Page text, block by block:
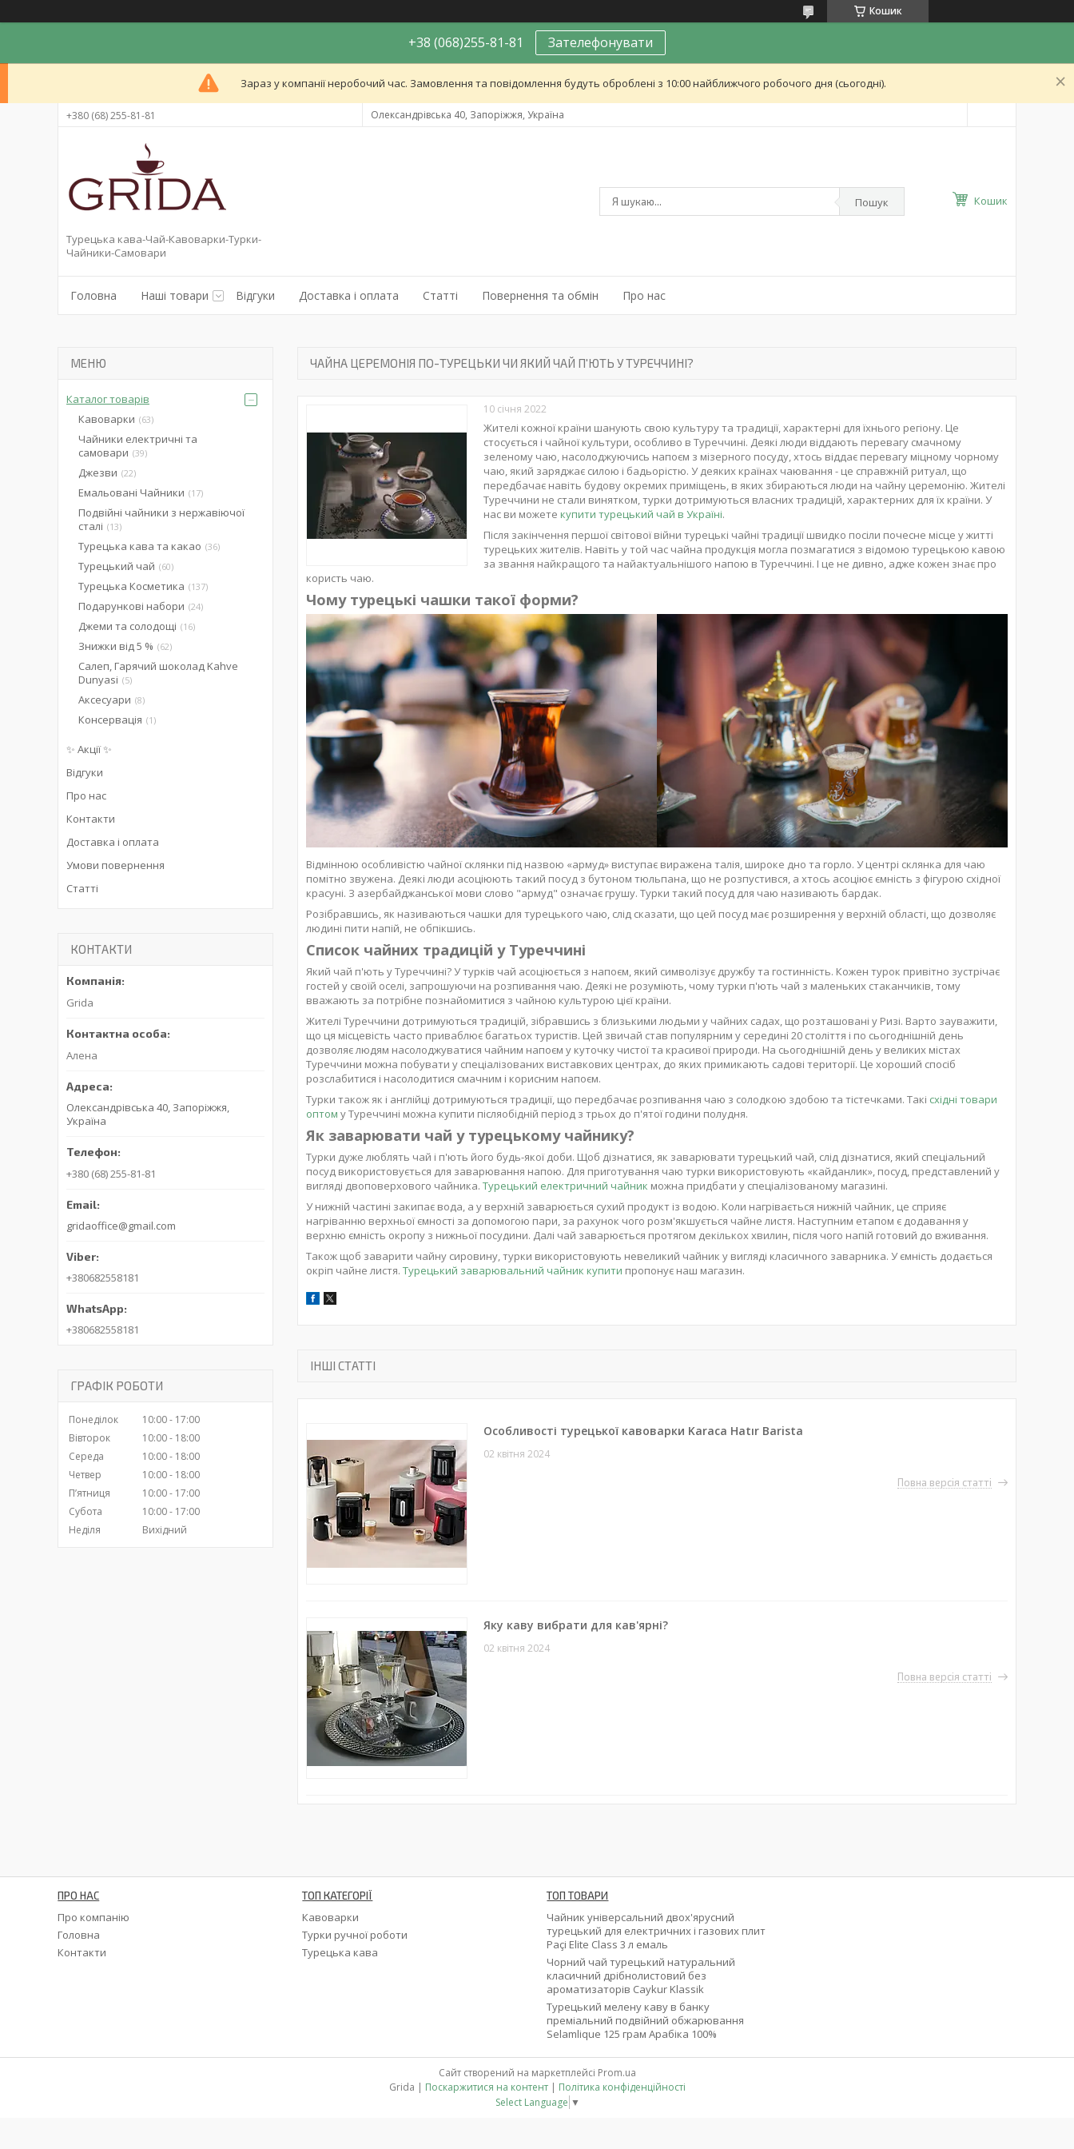
Кошик
+38 (068)255-81-81 Зателефонувати
Зараз у компанії неробочий час. Замовлення та повідомлення будуть оброблені з 10:00 найближчого робочого дня (сьогодні).
+380 (68) 255-81-81 Олександрівська 40, Запоріжжя, Україна
Турецька кава-Чай-Кавоварки-Турки-
Чайники-Самовари
Пошук Кошик
Головна Наші товари Відгуки Доставка і оплата Статті Повернення та обмін Про нас
ЧАЙНА ЦЕРЕМОНІЯ ПО-ТУРЕЦЬКИ ЧИ ЯКИЙ ЧАЙ П'ЮТЬ У ТУРЕЧЧИНІ?
10 січня 2022
Жителі кожної країни шанують свою культуру та традиції, характерні для їхнього регіону. Це
стосується і чайної культури, особливо в Туреччині. Деякі люди віддають перевагу смачному
зеленому чаю, насолоджуючись напоєм з мізерного посуду, хтось віддає перевагу міцному чорному
чаю, який заряджає силою і бадьорістю. У деяких країнах чаювання - це справжній ритуал, що
передбачає навіть будову окремих приміщень, в яких збираються люди на чайну церемонію. Жителі
Туреччини не стали винятком, турки дотримуються власних традицій, характерних для їх країни. У
нас ви можете купити турецький чай в Україні.
Після закінчення першої світової війни турецькі чайні традиції швидко посіли почесне місце у житті
турецьких жителів. Навіть у той час чайна продукція могла позмагатися з відомою турецькою кавою
за звання найкращого та найактуальнішого напою в Туреччині. І це не дивно, адже кожен знає про
користь чаю.
Чому турецькі чашки такої форми?
Відмінною особливістю чайної склянки під назвою «армуд» виступає виражена талія, широке дно та горло. У центрі склянка для чаю
помітно звужена. Деякі люди асоціюють такий посуд з бутоном тюльпана, що не розпустився, а хтось асоціює ємність з фігурою східної
красуні. З азербайджанської мови слово "армуд" означає грушу. Турки такий посуд для чаю називають бардак.
Розібравшись, як називаються чашки для турецького чаю, слід сказати, що цей посуд має розширення у верхній області, що дозволяє
людині пити напій, не обпікшись.
Список чайних традицій у Туреччині
Який чай п'ють у Туреччині? У турків чай ​​асоціюється з напоєм, який символізує дружбу та гостинність. Кожен турок привітно зустрічає
гостей у своїй оселі, запрошуючи на розпивання чаю. Деякі не розуміють, чому турки п'ють чай з маленьких стаканчиків, тому
вважають за потрібне познайомитися з чайною культурою цієї країни.
Жителі Туреччини дотримуються традицій, зібравшись з близькими людьми у чайних садах, що розташовані у Ризі. Варто зауважити,
що ця місцевість часто приваблює багатьох туристів. Цей звичай став популярним у середині 20 століття і по сьогоднішній день
дозволяє людям насолоджуватися чайним напоєм у куточку чистої та красивої природи. На сьогоднішній день у великих містах
Туреччини можна побувати у спеціалізованих виставкових центрах, до яких примикають садові території. Це хороший спосіб
розслабитися і насолодитися смачним і корисним напоєм.
Турки також як і англійці дотримуються традиції, що передбачає розпивання чаю з солодкою здобою та тістечками. Такі східні товари
оптом у Туреччині можна купити післяобідній період з трьох до п'ятої години полудня.
Як заварювати чай у турецькому чайнику?
Турки дуже люблять чай і п'ють його будь-якої доби. Щоб дізнатися, як заварювати турецький чай, слід дізнатися, який спеціальний
посуд використовується для заварювання напою. Для приготування чаю турки використовують «кайданлик», посуд, представлений у
вигляді двоповерхового чайника. Турецький електричний чайник можна придбати у спеціалізованому магазині.
У нижній частині закипає вода, а у верхній заварюється сухий продукт із водою. Коли нагрівається нижній чайник, це сприяє
нагріванню верхньої ємності за допомогою пари, за рахунок чого розм'якшується чайне листя. Наступним етапом є додавання у
верхню ємність окропу з нижньої посудини. Далі чай заварюється протягом декількох хвилин, після чого напій готовий до вживання.
Також щоб заварити чайну сировину, турки використовують невеликий чайник у вигляді класичного заварника. У ємність додається
окріп чайне листя. Турецький заварювальний чайник купити пропонує наш магазин.
ІНШІ СТАТТІ
Особливості турецької кавоварки Karaca Hatır Barista
02 квітня 2024
Повна версія статті
Яку каву вибрати для кав'ярні?
02 квітня 2024
Повна версія статті
Каталог товарів
Кавоварки
63
Чайники електричні та
самовари 39
Джезви 22
Емальовані Чайники 17
Подвійні чайники з нержавіючої
сталі
13
Турецька кава та какао 36
Турецький чай 60
Турецька Косметика 137
Подарункові набори 24
Джеми та солодощі 16
Знижки від 5 % 62
Салеп, Гарячий шоколад Kahve
Dunyasi
5
Аксесуари 8
Консервація 1
✨ Акції ✨
Відгуки
Про нас
Контакти
Доставка і оплата
Умови повернення
Статті
КОНТАКТИ
Grida
Алена
Олександрівська 40, Запоріжжя,
Україна
+380 (68) 255-81-81
gridaoffice@gmail.com
+380682558181
+380682558181
ГРАФІК РОБОТИ
Понеділок 10:00
17:00
Вівторок
10:00
18:00
Середа
10:00
18:00
Четвер
10:00
18:00
Пʼятниця
10:00
17:00
Субота
10:00
17:00
Неділя
Вихідний
ПРО НАС
Про компанію
Головна
Контакти
ТОП КАТЕГОРІЇ
Кавоварки
Турки ручної роботи
Турецька кава
ТОП ТОВАРИ
Чайник універсальний двох'ярусний
турецький для електричних і газових плит
Paçi Elite Class 3 л емаль
Чорний чай турецький натуральний
класичний дрібнолистовий без
ароматизаторів Caykur Klassik
Турецький мелену каву в банку
преміальний подвійний обжарювання
Selamlique 125 грам Арабіка 100%
Сайт створений на маркетплейсі Prom.ua
Grida | Поскаржитися на контент | Політика конфіденційності
Select Language ▼